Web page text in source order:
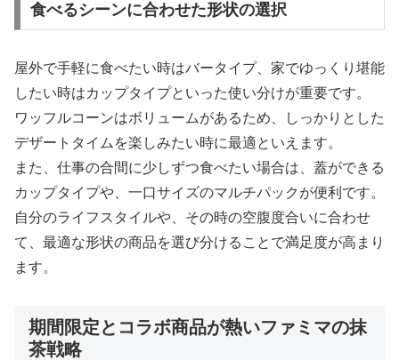
食べるシーンに合わせた形状の選択
屋外で手軽に食べたい時はバータイプ、家でゆっくり堪能
したい時はカップタイプといった使い分けが重要です。
ワッフルコーンはボリュームがあるため、しっかりとした
デザートタイムを楽しみたい時に最適といえます。
また、仕事の合間に少しずつ食べたい場合は、蓋ができる
カップタイプや、一口サイズのマルチパックが便利です。
自分のライフスタイルや、その時の空腹度合いに合わせ
て、最適な形状の商品を選び分けることで満足度が高まり
ます。
期間限定とコラボ商品が熱いファミマの抹
茶戦略